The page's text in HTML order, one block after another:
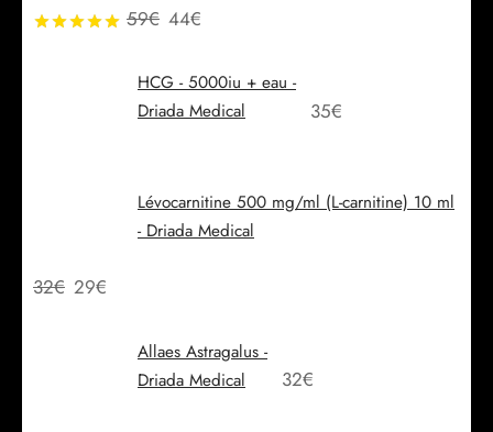
Note sur 5
59€ 44€
HCG - 5000iu + eau -
Driada Medical
35€
Lévocarnitine 500 mg/ml (L-carnitine) 10 ml
- Driada Medical
32€ 29€
Allaes Astragalus -
Driada Medical
32€